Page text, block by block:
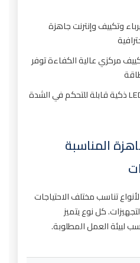
وتكييف وإنترنت جاهزة
مركزي عالية الكفاءة توفر
إضاءة LED ذكية قابلة للتحكم في الشدة
المناسبة
تناسب مختلف الاحتياجات
كل نوع يتميز
لبيئة العمل المطلوبة.